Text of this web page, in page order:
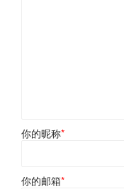
你的昵称*
你的邮箱*